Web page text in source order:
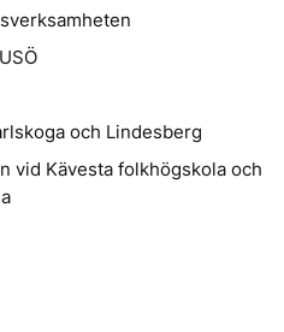
och Lindesberg
vid Kävesta folkhögskola och